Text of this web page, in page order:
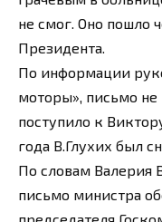
не смог. Оно пошло
Президента.
По информации
моторы», письмо не
поступило к
года В.Глухих был
По словам Валерия
письмо министра